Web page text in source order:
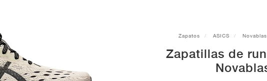
Zapatos ASICS
Zapatillas de